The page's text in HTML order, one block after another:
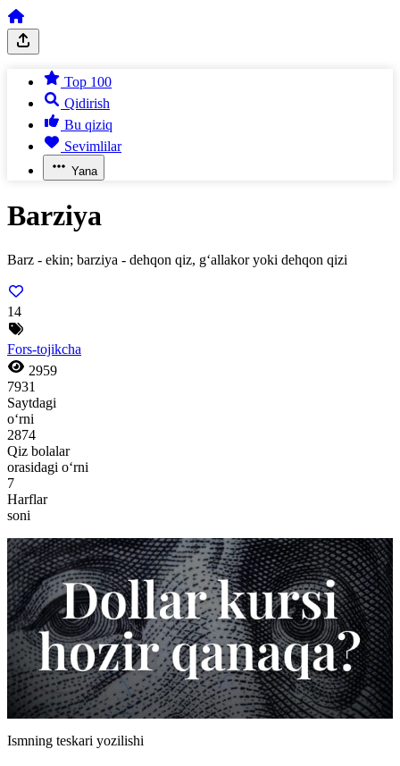
Top 100
Qidirish
Bu qiziq
Sevimlilar
Yana
Barziya
Barz - ekin; barziya - dehqon qiz, g‘allakor yoki dehqon qizi
14
Fors-tojikcha
2959
7931
Saytdagi
o‘rni
2874
Qiz bolalar
orasidagi o‘rni
7
Harflar
soni
Ismning teskari yozilishi